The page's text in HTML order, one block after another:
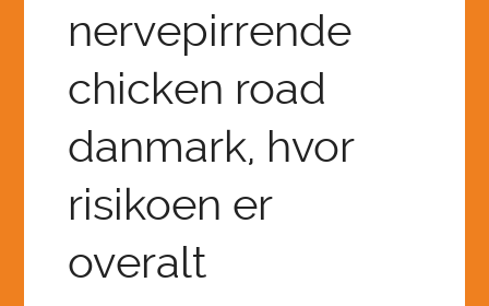
COLLECTIVE ECO PROMISED LAND FOUND:
12 AMBASSADOR QUEEN ADMINS
SAI OVERVIEW ABOUT AI AND THE FUTURE OF
EDUCATION:
HOME
nervepirrende
chicken road
danmark, hvor
risikoen er
overalt